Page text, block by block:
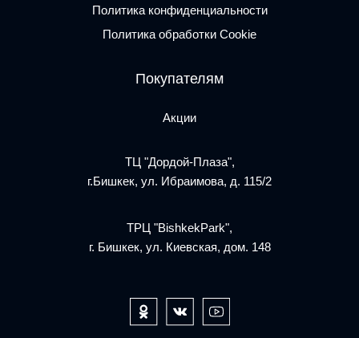
Политика конфиденциальности
Политика обработки Cookie
Покупателям
Акции
ТЦ "Дордой-Плаза",
г.Бишкек, ул. Ибраимова, д. 115/2
ТРЦ "BishkekPark",
г. Бишкек, ул. Киевская, дом. 148